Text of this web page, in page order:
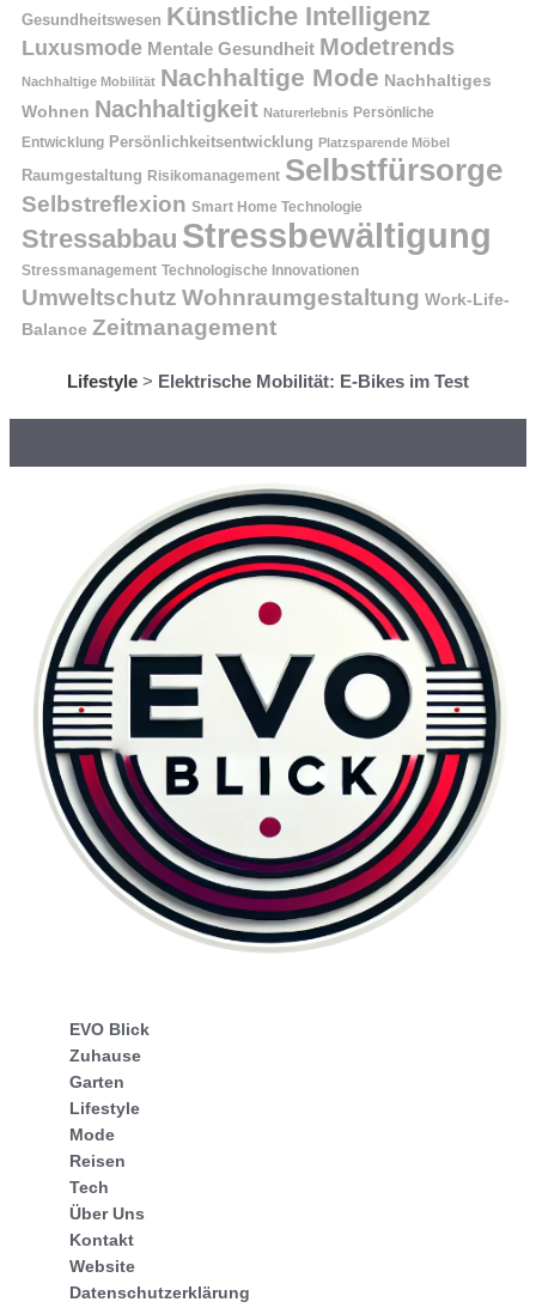
Gesundheitswesen Künstliche Intelligenz
Luxusmode Mentale Gesundheit Modetrends
Nachhaltige Mobilität Nachhaltige Mode Nachhaltiges
Wohnen Nachhaltigkeit Naturerlebnis Persönliche
Entwicklung Persönlichkeitsentwicklung Platzsparende Möbel
Raumgestaltung Risikomanagement Selbstfürsorge
Selbstreflexion Smart Home Technologie
Stressabbau Stressbewältigung
Stressmanagement Technologische Innovationen
Umweltschutz Wohnraumgestaltung Work-Life-
Balance Zeitmanagement
Lifestyle > Elektrische Mobilität: E-Bikes im Test
EVO Blick
Zuhause
Garten
Lifestyle
Mode
Reisen
Tech
Über Uns
Kontakt
Website
Datenschutzerklärung